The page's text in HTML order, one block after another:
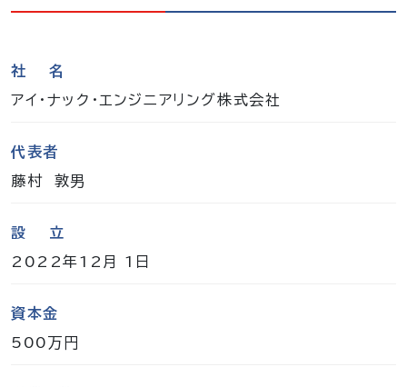
社 名
アイ・ナック・エンジニアリング株式会社
代表者
藤村 敦男
設 立
2022年12月 1日
資本金
500万円